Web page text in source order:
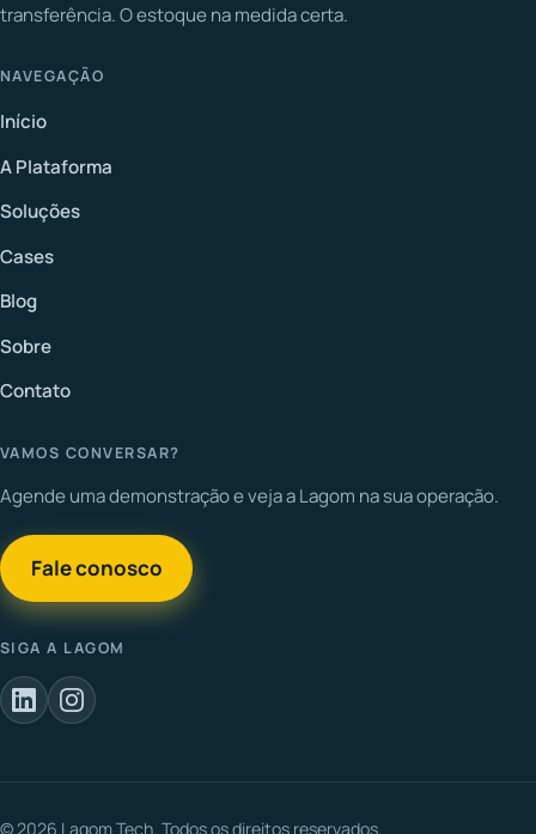
transferência. O estoque na medida certa.
NAVEGAÇÃO
Início
A Plataforma
Soluções
Cases
Blog
Sobre
Contato
VAMOS CONVERSAR?
Agende uma demonstração e veja a Lagom na sua operação.
Fale conosco
SIGA A LAGOM
© 2026 Lagom Tech. Todos os direitos reservados.